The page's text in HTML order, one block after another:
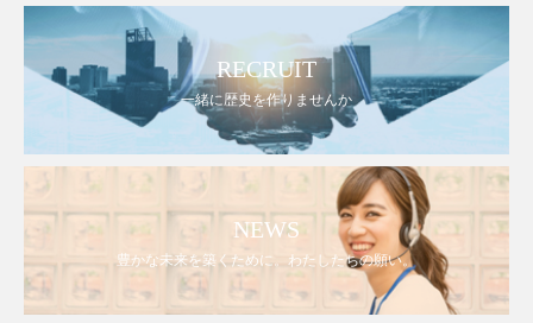
RECRUIT
一緒に歴史を作りませんか
NEWS
豊かな未来を築くために。わたしたちの願い。